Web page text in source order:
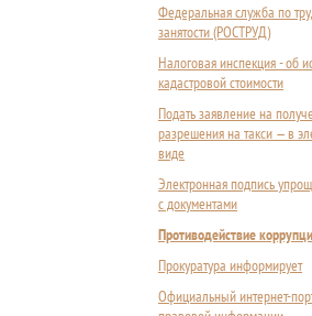
Федеральная служба по
занятости (РОСТРУД)
Налоговая инспекция - об
кадастровой стоимости
Подать заявление на
разрешения на такси — в
виде
Электронная подпись
с документами
Противодействие
Прокуратура информирует
Официальный интернет-